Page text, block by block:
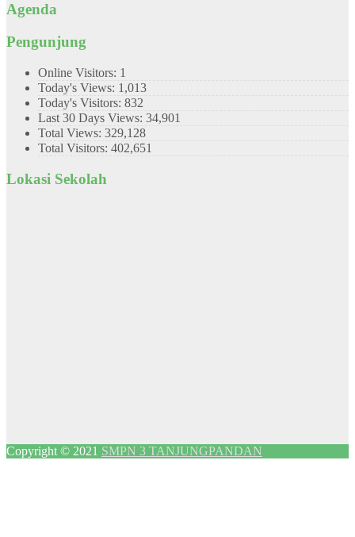
Agenda
Pengunjung
Online Visitors: 1
Today's Views: 1,013
Today's Visitors: 832
Last 30 Days Views: 34,901
Total Views: 329,128
Total Visitors: 402,651
Lokasi Sekolah
Copyright © 2021 SMPN 3 TANJUNGPANDAN